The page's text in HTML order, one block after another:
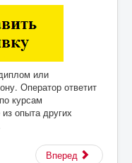
или
Оператор ответит
курсам
опыта других
Вперед